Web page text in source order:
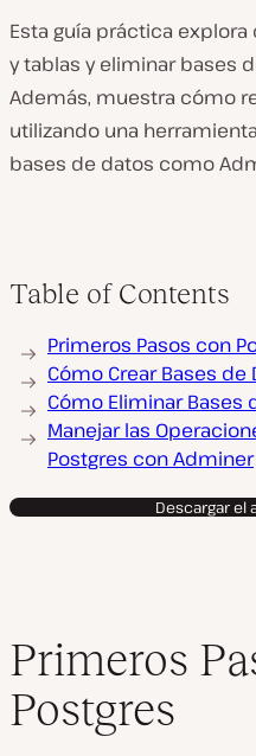
Esta guía práctica
y tablas y eliminar bases
Además, muestra cómo
utilizando una
bases de datos como
Table of Contents
Primeros Pasos con
Cómo Crear Bases de
Cómo Eliminar Bases
Manejar las
Postgres con Adminer
Descargar el
Primeros
Postgres